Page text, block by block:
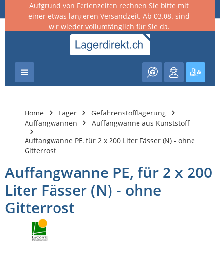
springen
Aufgrund von Ferienzeiten rechnen Sie bitte mit
einer etwas längeren Versandzeit. Ab 03.08. sind
wir wieder vollumfänglich für Sie da.
Home Lager
Gefahrenstofflagerung
Auffangwannen
Auffangwanne aus Kunststoff
Auffangwanne PE, für 2 x 200 Liter Fässer (N) - ohne
Gitterrost
Auffangwanne PE, für 2 x 200
Liter Fässer (N) - ohne
Gitterrost